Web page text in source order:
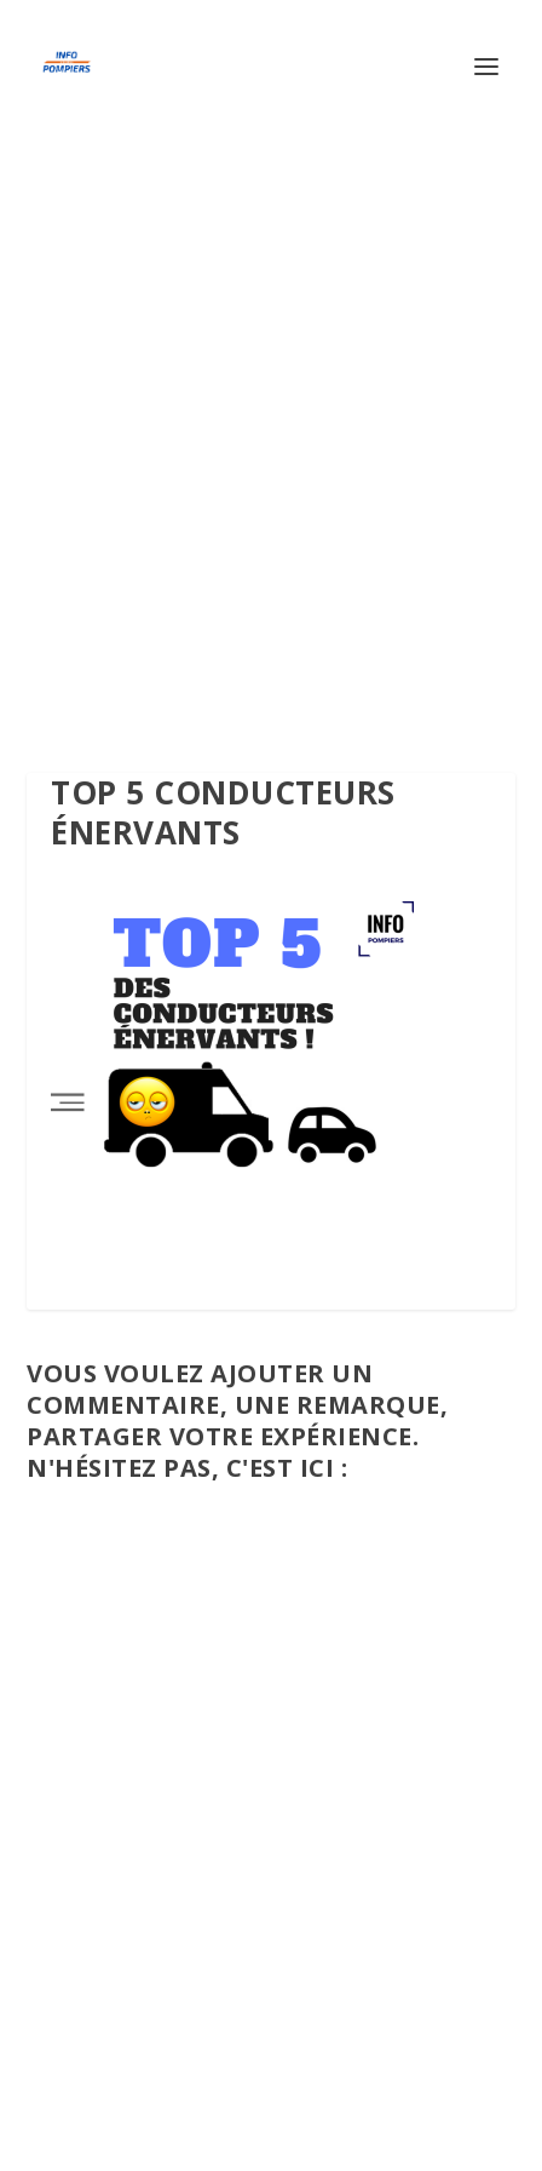
TOP 5 CONDUCTEURS
ÉNERVANTS
VOUS VOULEZ AJOUTER UN
COMMENTAIRE, UNE REMARQUE,
PARTAGER VOTRE EXPÉRIENCE.
N'HÉSITEZ PAS, C'EST ICI :